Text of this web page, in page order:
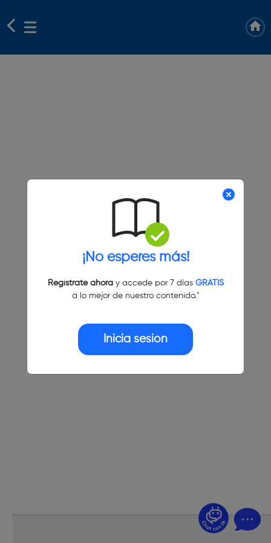
¡No esperes más!
Regístrate ahoray accede por 7 días GRATIS
a lo mejor de nuestro contenido."
Inicia sesión